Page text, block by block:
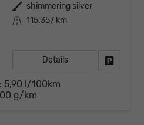
Außenfarbe shimmering silver
Kilometerstand 115.357 km
Details
5,90 l/100km
g/km